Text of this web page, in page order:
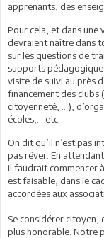
apprenants, des
Pour cela, et dans une
devraient naître dans
sur les questions de
supports
visite de suivi au près
financement des clubs
citoyenneté, …),
écoles,… etc.
On dit qu’il n’est pas
pas rêver. En
il faudrait commencer
est faisable, dans le
accordées aux
Se considérer citoyen,
plus honorable. Notre